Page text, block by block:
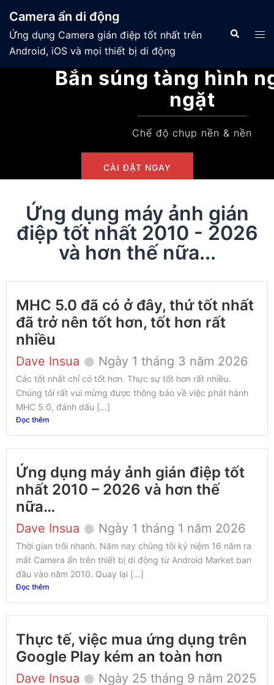
Camera ẩn di động
Ứng dụng Camera gián điệp tốt nhất trên
Android, iOS và mọi thiết bị di động
Bắn súng tàng hình nghiêm
Chế độ chụp nền & nền
CÀI ĐẶT NGAY
Ứng dụng máy ảnh gián
điệp tốt nhất 2010 - 2026
và hơn thế nữa...
MHC 5.0 đã có ở đây, thứ tốt nhất
đã trở nên tốt hơn, tốt hơn rất
nhiều
Dave Insua Ngày 1 tháng 3 năm 2026
Các tốt nhất chỉ có tốt hơn. Thực sự tốt hơn rất nhiều.
Chúng tôi rất vui mừng được thông báo về việc phát hành
MHC 5.0, đánh dấu […]
Đọc thêm
Ứng dụng máy ảnh gián điệp tốt
nhất 2010 – 2026 và hơn thế
nữa…
Dave Insua Ngày 1 tháng 1 năm 2026
Thời gian trôi nhanh. Năm nay chúng tôi kỷ niệm 16 năm ra
mắt Camera ẩn trên thiết bị di động từ Android Market ban
đầu vào năm 2010. Quay lại […]
Đọc thêm
Thực tế, việc mua ứng dụng trên
Google Play kém an toàn hơn
Dave Insua Ngày 25 tháng 9 năm 2025